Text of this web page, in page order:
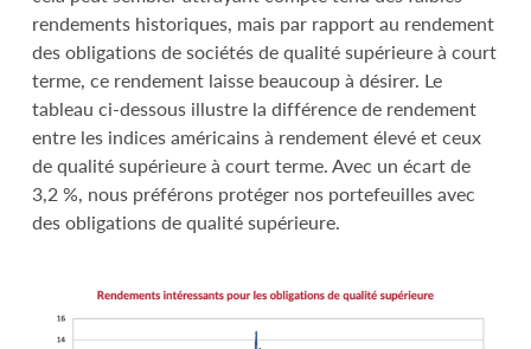
rendements historiques, mais par rapport au rendement
des obligations de sociétés de qualité supérieure à court
terme, ce rendement laisse beaucoup à désirer. Le
tableau ci-dessous illustre la différence de rendement
entre les indices américains à rendement élevé et ceux
de qualité supérieure à court terme. Avec un écart de
3,2 %, nous préférons protéger nos portefeuilles avec
des obligations de qualité supérieure.